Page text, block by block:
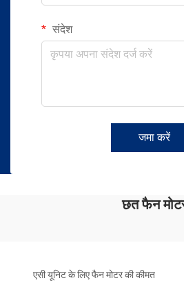
संदेश
जमा करें
छत फैन
एसी यूनिट के लिए फैन मोटर की कीमत